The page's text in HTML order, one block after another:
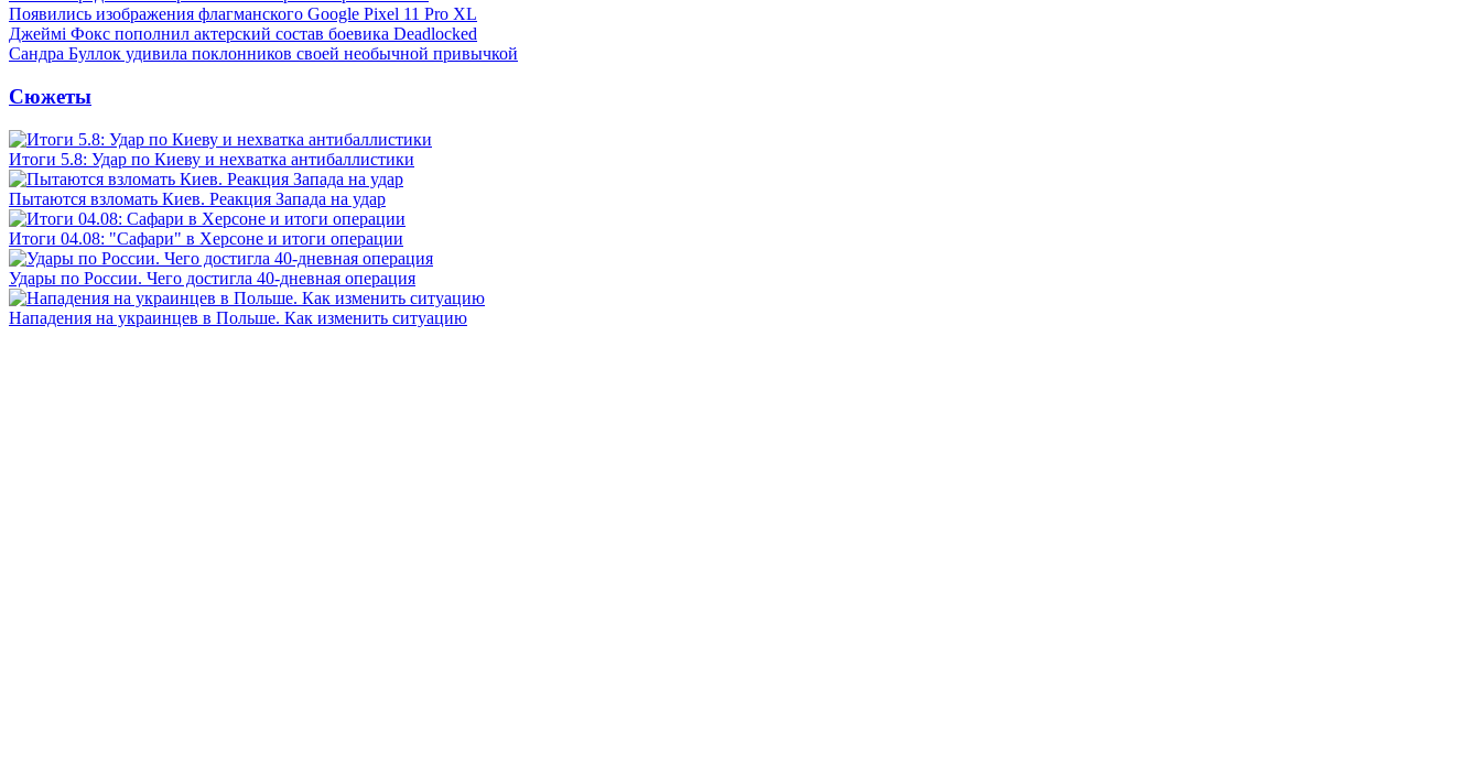
Появились изображения флагманского Google Pixel 11 Pro XL
Джеймі Фокс пополнил актерский состав боевика Deadlocked
Сандра Буллок удивила поклонников своей необычной привычкой
Сюжеты
Итоги 5.8: Удар по Киеву и нехватка антибаллистики
Пытаются взломать Киев. Реакция Запада на удар
Итоги 04.08: "Сафари" в Херсоне и итоги операции
Удары по России. Чего достигла 40-дневная операция
Нападения на украинцев в Польше. Как изменить ситуацию